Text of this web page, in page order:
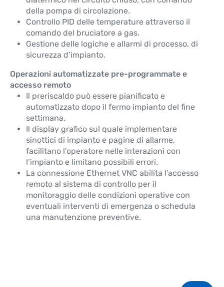
della pompa di circolazione.
Controllo PID delle temperature attraverso il
comando del bruciatore a gas.
Gestione delle logiche e allarmi di processo, di
sicurezza d’impianto.
Operazioni automatizzate pre-programmate e
accesso remoto
Il preriscaldo può essere pianificato e
automatizzato dopo il fermo impianto del fine
settimana.
Il display grafico sul quale implementare
sinottici di impianto e pagine di allarme,
facilitano l’operatore nelle interazioni con
l’impianto e limitano possibili errori.
La connessione Ethernet VNC abilita l’accesso
remoto al sistema di controllo per il
monitoraggio delle condizioni operative con
eventuali interventi di emergenza o schedula
una manutenzione preventive.